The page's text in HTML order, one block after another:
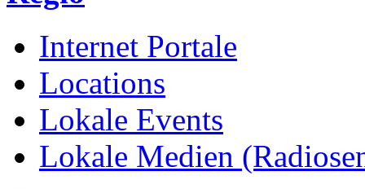
Internet Portale
Locations
Lokale Events
Lokale Medien